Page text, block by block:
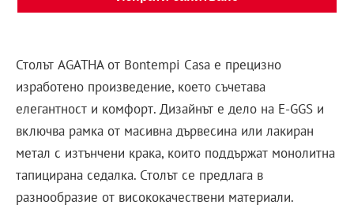
Столът AGATHA от Bontempi Casa е прецизно
изработено произведение, което съчетава
елегантност и комфорт. Дизайнът е дело на E-GGS и
включва рамка от масивна дървесина или лакиран
метал с изтънчени крака, които поддържат монолитна
тапицирана седалка. Столът се предлага в
разнообразие от висококачествени материали.